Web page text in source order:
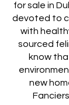
for sale in
devoted to
with
sourced
know
new